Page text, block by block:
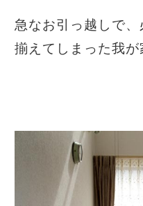
急なお引っ越しで
揃えてしまった我が